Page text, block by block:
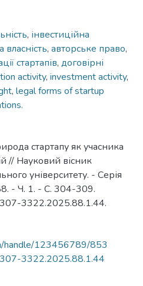
, інвестиційна
власність, авторське право,
стартапів, договірні
activity, investment activity,
, legal forms of startup
стартапу як учасника
// Науковий вісник
університету. - Серія
- Ч. 1. - С. 304-309.
3322.2025.88.1.44.
handle/123456789/853
3322.2025.88.1.44